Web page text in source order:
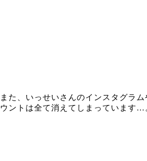
また、いっせいさんのインスタグラ
ウントは全て消えてしまっています…